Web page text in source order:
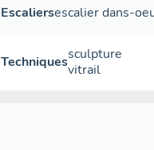
Escaliersescalier dans-
Techniquessculpture
vitrail